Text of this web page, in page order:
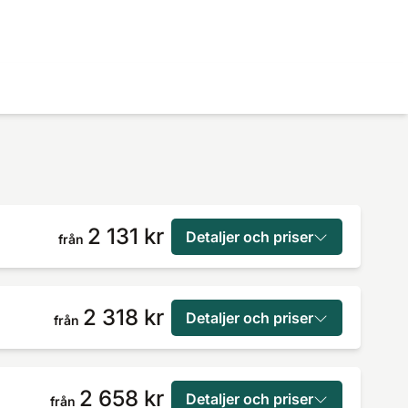
från 2 131 kr Detaljer och priser
från 2 318 kr Detaljer och priser
från 2 658 kr Detaljer och priser